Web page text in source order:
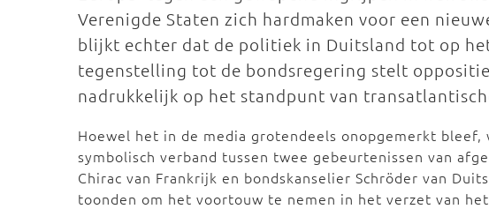
Verenigde Staten zich hardmaken voor een
blijkt echter dat de politiek in Duitsland tot op
tegenstelling tot de bondsregering stelt
nadrukkelijk op het standpunt van
Hoewel het in de media grotendeels onopgemerkt bleef,
symbolisch verband tussen twee gebeurtenissen van
Chirac van Frankrijk en bondskanselier Schröder van
toonden om het voortouw te nemen in het verzet van